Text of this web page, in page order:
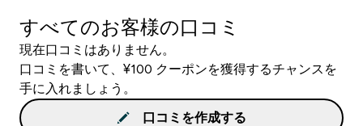
すべてのお客様の口コミ
現在口コミはありません。
口コミを書いて、¥100 クーポンを獲得するチャンスを
手に入れましょう。
口コミを作成する